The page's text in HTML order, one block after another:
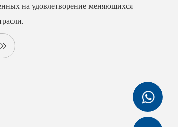
на удовлетворение меняющихся